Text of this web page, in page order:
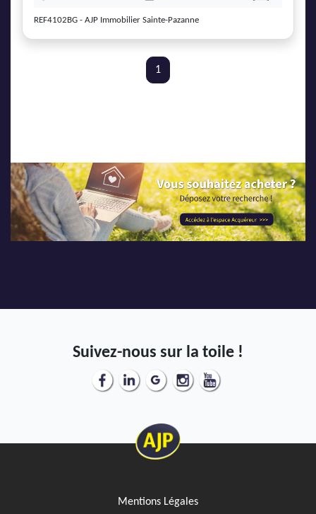
REF4102BG - AJP Immobilier Sainte-Pazanne
1
Suivez-nous sur la toile !
Mentions Légales